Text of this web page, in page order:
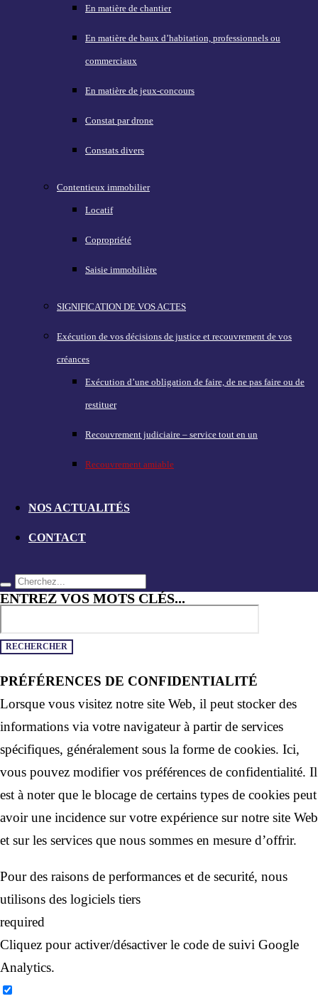
En matière de chantier
En matière de baux d’habitation, professionnels ou
commerciaux
En matière de jeux-concours
Constat par drone
Constats divers
Contentieux immobilier
Locatif
Copropriété
Saisie immobilière
SIGNIFICATION DE VOS ACTES
Exécution de vos décisions de justice et recouvrement de vos
créances
Exécution d’une obligation de faire, de ne pas faire ou de
restituer
Recouvrement judiciaire – service tout en un
Recouvrement amiable
NOS ACTUALITÉS
CONTACT
ENTREZ VOS MOTS CLÉS...
PRÉFÉRENCES DE CONFIDENTIALITÉ
Lorsque vous visitez notre site Web, il peut stocker des
informations via votre navigateur à partir de services
spécifiques, généralement sous la forme de cookies. Ici,
vous pouvez modifier vos préférences de confidentialité. Il
est à noter que le blocage de certains types de cookies peut
avoir une incidence sur votre expérience sur notre site Web
et sur les services que nous sommes en mesure d’offrir.
Pour des raisons de performances et de securité, nous
utilisons des logiciels tiers
required
Cliquez pour activer/désactiver le code de suivi Google
Analytics.